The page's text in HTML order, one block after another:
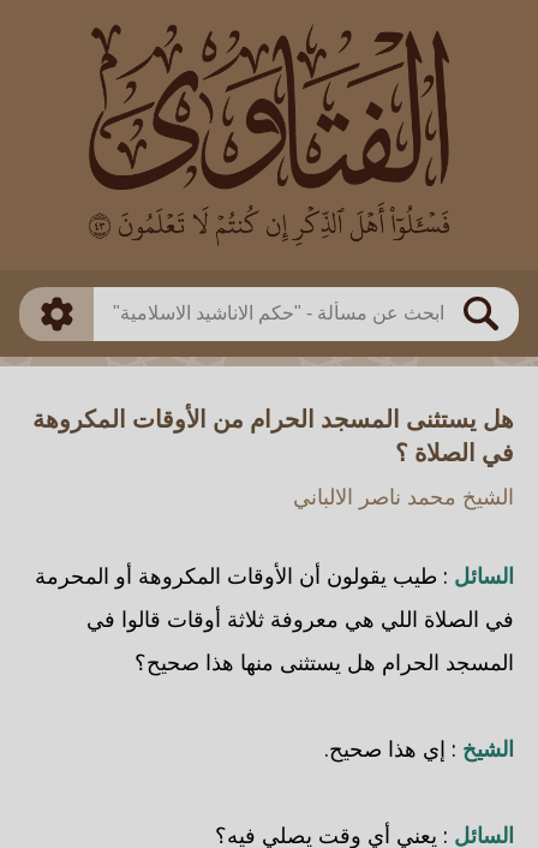
بحث
العالم
بن باز
بن العثيمين
اللجنة الدائمة
طريقة البحث
ذكي
هل يستثنى المسجد الحرام من الأوقات المكروهة
في الصلاة ؟
الشيخ محمد ناصر الالباني
السائل : طيب يقولون أن الأوقات المكروهة أو المحرمة
في الصلاة اللي هي معروفة ثلاثة أوقات قالوا في
المسجد الحرام هل يستثنى منها هذا صحيح؟
الشيخ : إي هذا صحيح.
السائل : يعني أي وقت يصلي فيه؟